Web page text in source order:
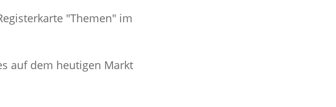
"Themen" im
auf dem heutigen Markt